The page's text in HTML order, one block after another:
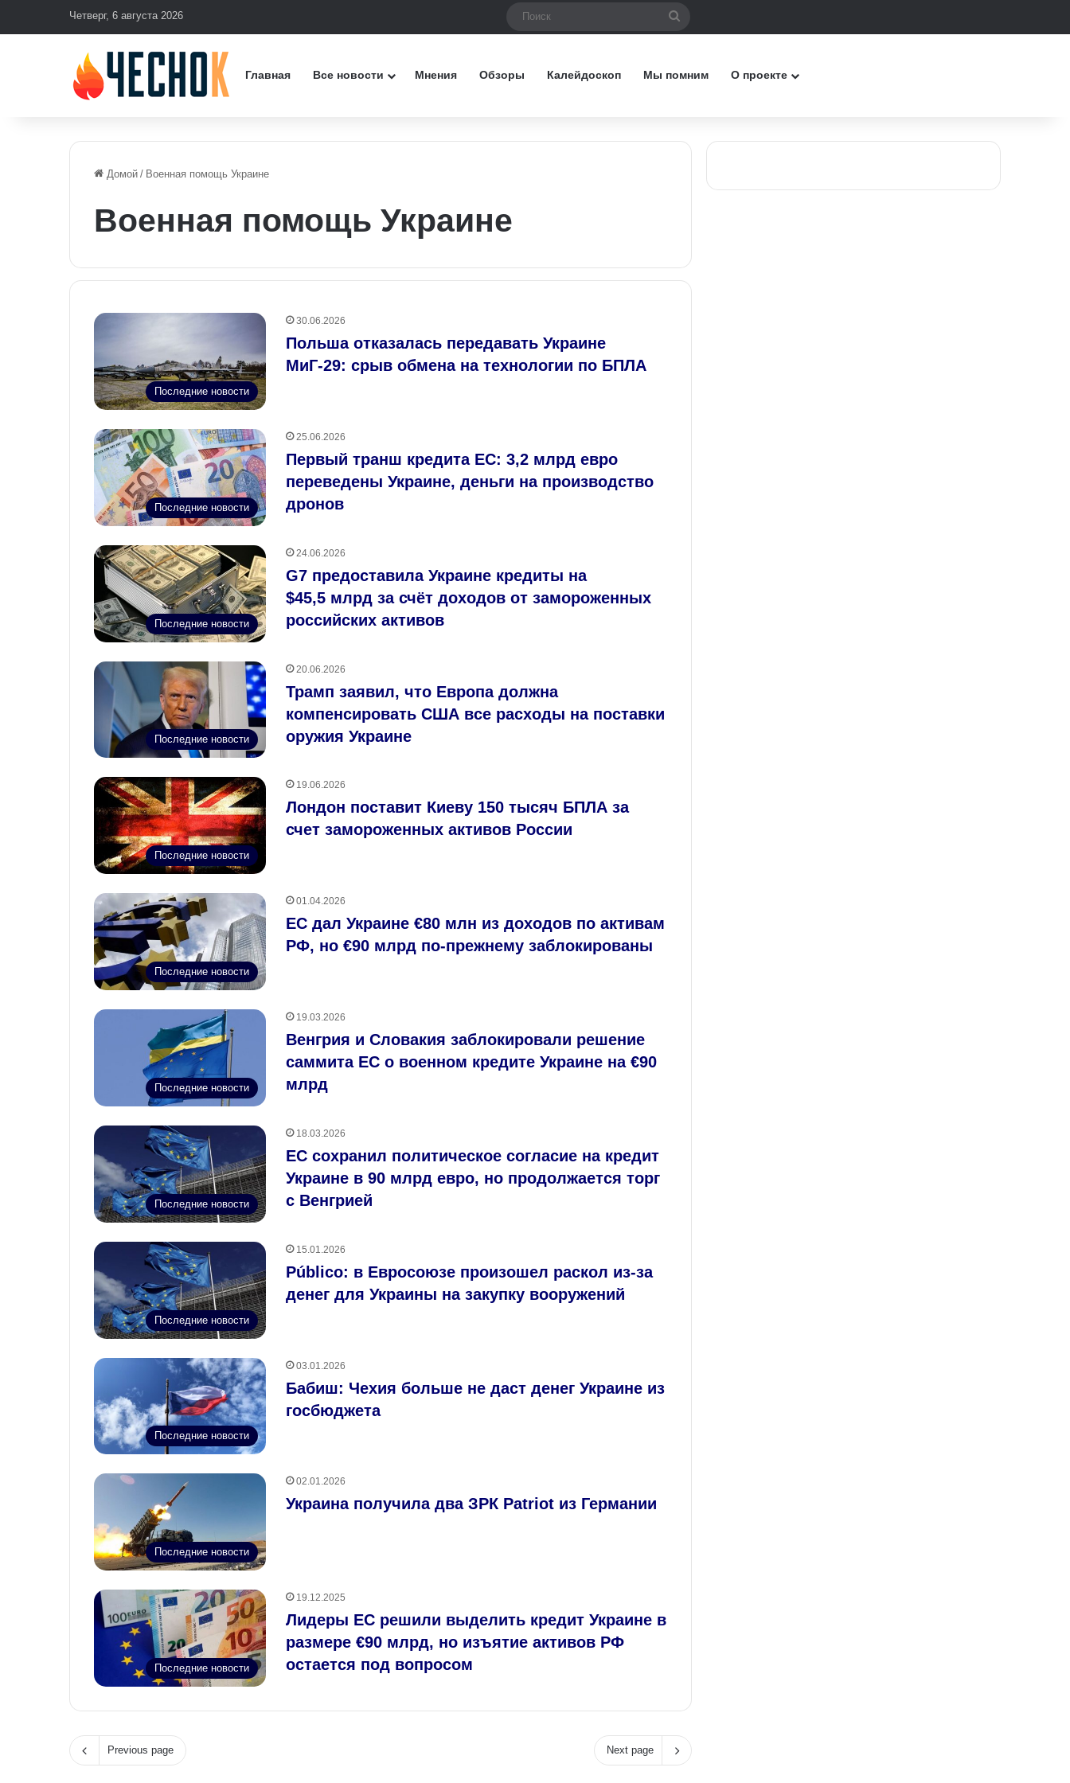
Четверг, 6 августа 2026
Главная Все новости Мнения Обзоры Калейдоскоп Мы помним О проекте
Домой / Военная помощь Украине
Военная помощь Украине
Последние новости
30.06.2026
Польша отказалась передавать Украине
МиГ‑29: срыв обмена на технологии по БПЛА
Последние новости
25.06.2026
Первый транш кредита ЕС: 3,2 млрд евро
переведены Украине, деньги на производство
дронов
Последние новости
24.06.2026
G7 предоставила Украине кредиты на
$45,5 млрд за счёт доходов от замороженных
российских активов
Последние новости
20.06.2026
Трамп заявил, что Европа должна
компенсировать США все расходы на поставки
оружия Украине
Последние новости
19.06.2026
Лондон поставит Киеву 150 тысяч БПЛА за
счет замороженных активов России
Последние новости
01.04.2026
ЕС дал Украине €80 млн из доходов по активам
РФ, но €90 млрд по‑прежнему заблокированы
Последние новости
19.03.2026
Венгрия и Словакия заблокировали решение
саммита ЕС о военном кредите Украине на €90
млрд
Последние новости
18.03.2026
ЕС сохранил политическое согласие на кредит
Украине в 90 млрд евро, но продолжается торг
с Венгрией
Последние новости
15.01.2026
Público: в Евросоюзе произошел раскол из-за
денег для Украины на закупку вооружений
Последние новости
03.01.2026
Бабиш: Чехия больше не даст денег Украине из
госбюджета
Последние новости
02.01.2026
Украина получила два ЗРК Patriot из Германии
Последние новости
19.12.2025
Лидеры ЕС решили выделить кредит Украине в
размере €90 млрд, но изъятие активов РФ
остается под вопросом
Previous page Next page